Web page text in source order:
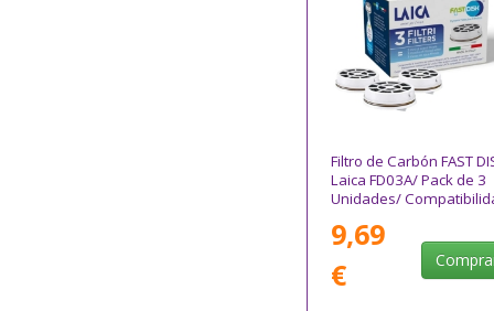
Filtro de Carbón FAST
Laica FD03A/ Pack de 3
Unidades/
9,69
€